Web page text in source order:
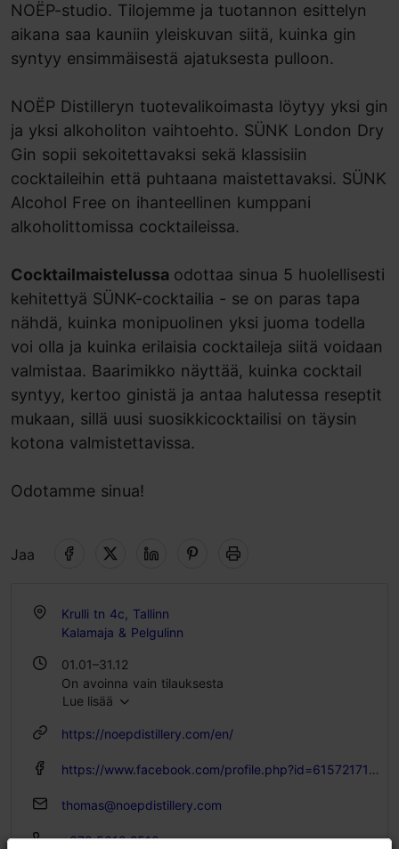
NOËP-studio. Tilojemme ja tuotannon esittelyn
aikana saa kauniin yleiskuvan siitä, kuinka gin
syntyy ensimmäisestä ajatuksesta pulloon.
NOËP Distilleryn tuotevalikoimasta löytyy yksi gin
ja yksi alkoholiton vaihtoehto. SÜNK London Dry
Gin sopii sekoitettavaksi sekä klassisiin
cocktaileihin että puhtaana maistettavaksi. SÜNK
Alcohol Free on ihanteellinen kumppani
alkoholittomissa cocktaileissa.
Cocktailmaistelussa odottaa sinua 5 huolellisesti
kehitettyä SÜNK-cocktailia - se on paras tapa
nähdä, kuinka monipuolinen yksi juoma todella
voi olla ja kuinka erilaisia cocktaileja siitä voidaan
valmistaa. Baarimikko näyttää, kuinka cocktail
syntyy, kertoo ginistä ja antaa halutessa reseptit
mukaan, sillä uusi suosikkicocktailisi on täysin
kotona valmistettavissa.
Odotamme sinua!
Jaa
Krulli tn 4c, Tallinn
Kalamaja & Pelgulinn
01.01–31.12
On avoinna vain tilauksesta
Lue lisää
https://noepdistillery.com/en/
https://www.facebook.com/profile.php?id=61572171395860
thomas@noepdistillery.com
+372 5612 2510